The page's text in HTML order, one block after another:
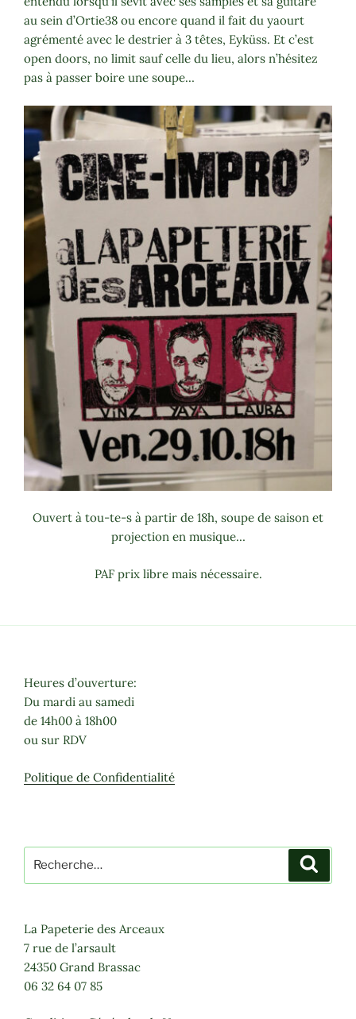
au sein d’Ortie38 ou encore quand il fait du yaourt
agrémenté avec le destrier à 3 têtes, Eyküss. Et c’est
open doors, no limit sauf celle du lieu, alors n’hésitez
pas à passer boire une soupe…
Ouvert à tou-te-s à partir de 18h, soupe de saison et
projection en musique…
PAF prix libre mais nécessaire.
Heures d’ouverture:
Du mardi au samedi
de 14h00 à 18h00
ou sur RDV
Politique de Confidentialité
pour
La Papeterie des Arceaux
7 rue de l’arsault
24350 Grand Brassac
06 32 64 07 85